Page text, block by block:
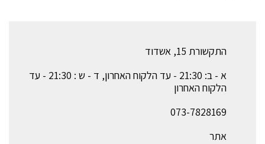
התקשורת 15, אשדוד
א - ב: 21:30 - עד הלקוח האחרון, ד - ש : 21:30 - עד
הלקוח האחרון
073-7828169
אתר